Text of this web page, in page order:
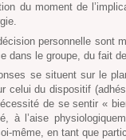
du moment de
personnelle sont
dans le groupe, du fait
se situent sur le
celui du dispositif
de se sentir «
à l’aise
même, en tant que